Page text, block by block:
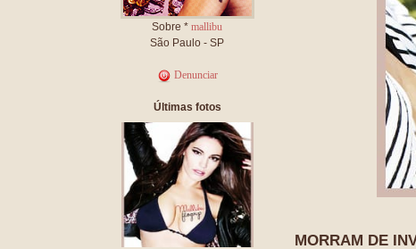
MORRAM DE
Sobre * mallibu
São Paulo - SP
Denunciar
Últimas fotos